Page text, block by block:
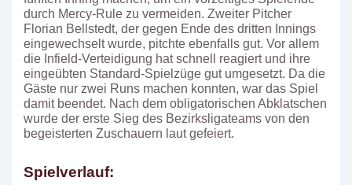
durch Mercy-Rule zu vermeiden. Zweiter Pitcher
Florian Bellstedt, der gegen Ende des dritten Innings
eingewechselt wurde, pitchte ebenfalls gut. Vor allem
die Infield-Verteidigung hat schnell reagiert und ihre
eingeübten Standard-Spielzüge gut umgesetzt. Da die
Gäste nur zwei Runs machen konnten, war das Spiel
damit beendet. Nach dem obligatorischen Abklatschen
wurde der erste Sieg des Bezirksligateams von den
begeisterten Zuschauern laut gefeiert.
Spielverlauf: